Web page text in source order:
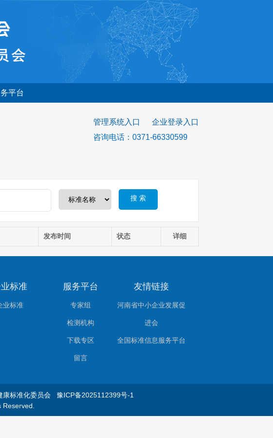
平台
管理系统入口
企业登录入口
咨询电话：0371-66330599
搜 索
发布时间 状态 详细
标准
业标准
服务平台
专家组
检测机构
下载专区
留言
友情链接
河南省中小企业发展促
进会
全国标准信息服务平台
康标准化委员会 豫ICP备2025112399号-1